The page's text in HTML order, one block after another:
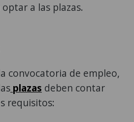
a las plazas.
convocatoria de empleo,
plazas deben contar
requisitos: